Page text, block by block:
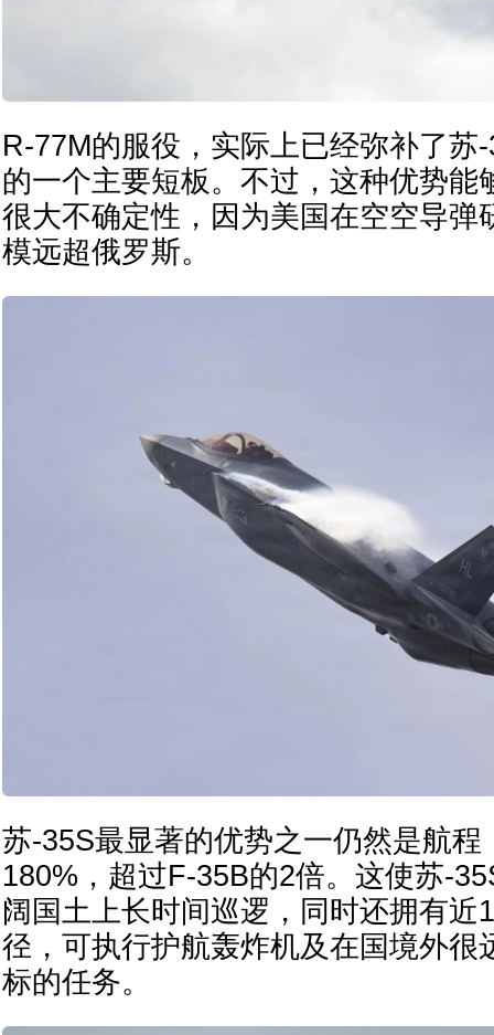
R-77M的服役，实际上已经弥补了苏
的一个主要短板。不过，这种优势能
很大不确定性，因为美国在空空导弹
模远超俄罗斯。
苏-35S最显著的优势之一仍然是航程
180%，超过F-35B的2倍。这使苏-
阔国土上长时间巡逻，同时还拥有近
径，可执行护航轰炸机及在国境外很
标的任务。